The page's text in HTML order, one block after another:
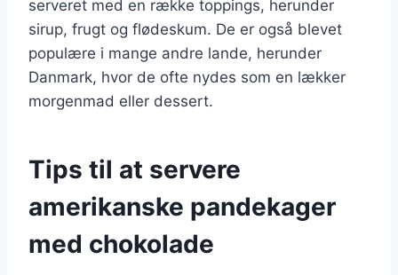
serveret med en række toppings, herunder
sirup, frugt og flødeskum. De er også blevet
populære i mange andre lande, herunder
Danmark, hvor de ofte nydes som en lækker
morgenmad eller dessert.
Tips til at servere
amerikanske pandekager
med chokolade